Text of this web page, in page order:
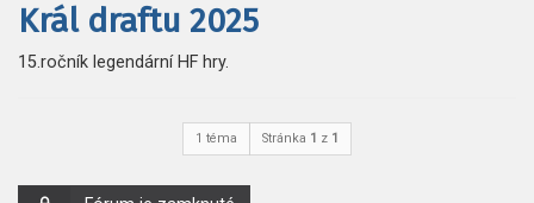
Král draftu 2025
15.ročník legendární HF hry.
1 téma Stránka 1 z 1